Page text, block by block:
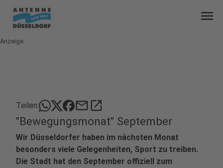
menu
Anzeige
Teilen: mailopen_in_new
"Bewegungsmonat" September
Wir Düsseldorfer haben im nächsten Monat
besonders viele Gelegenheiten, Sport zu treiben.
Die Stadt hat den September offiziell zum